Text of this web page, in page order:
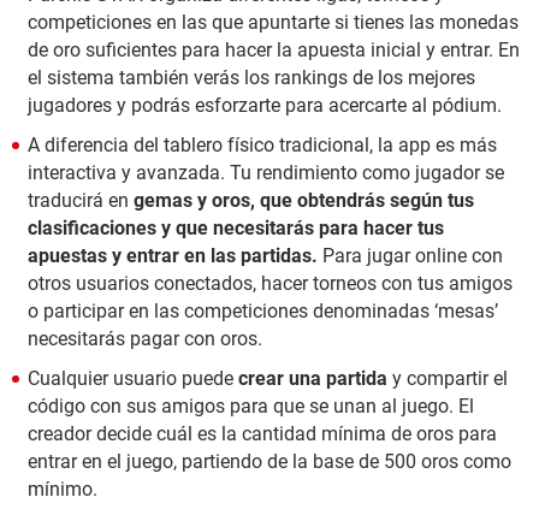
competiciones en las que apuntarte si tienes las monedas
de oro suficientes para hacer la apuesta inicial y entrar. En
el sistema también verás los rankings de los mejores
jugadores y podrás esforzarte para acercarte al pódium.
A diferencia del tablero físico tradicional, la app es más
interactiva y avanzada. Tu rendimiento como jugador se
traducirá en gemas y oros, que obtendrás según tus
clasificaciones y que necesitarás para hacer tus
apuestas y entrar en las partidas. Para jugar online con
otros usuarios conectados, hacer torneos con tus amigos
o participar en las competiciones denominadas ‘mesas’
necesitarás pagar con oros.
Cualquier usuario puede crear una partida y compartir el
código con sus amigos para que se unan al juego. El
creador decide cuál es la cantidad mínima de oros para
entrar en el juego, partiendo de la base de 500 oros como
mínimo.